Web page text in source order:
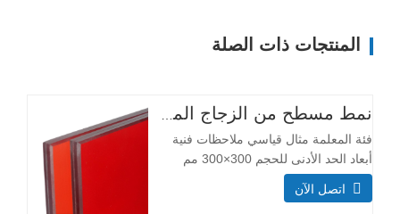
المنتجات ذات الصلة
نمط مسطح من الزجاج المقسّى الشفاف عالي الجودة مخصص لمدخل الفندق والمستودع والإضاءة وقاعة الأدوات واستخدام غرفة النوم
فئة المعلمة مثال قياسي ملاحظات فنية
أبعاد الحد الأدنى للحجم 300×300 مم
اتصل الآن